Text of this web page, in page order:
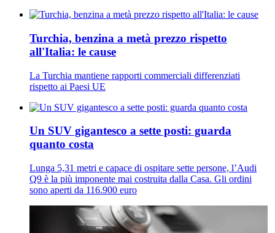
Turchia, benzina a metà prezzo rispetto
all'Italia: le cause
La Turchia mantiene rapporti commerciali differenziati
rispetto ai Paesi UE
Un SUV gigantesco a sette posti: guarda
quanto costa
Lunga 5,31 metri e capace di ospitare sette persone, l’Audi
Q9 è la più imponente mai costruita dalla Casa. Gli ordini
sono aperti da 116.900 euro